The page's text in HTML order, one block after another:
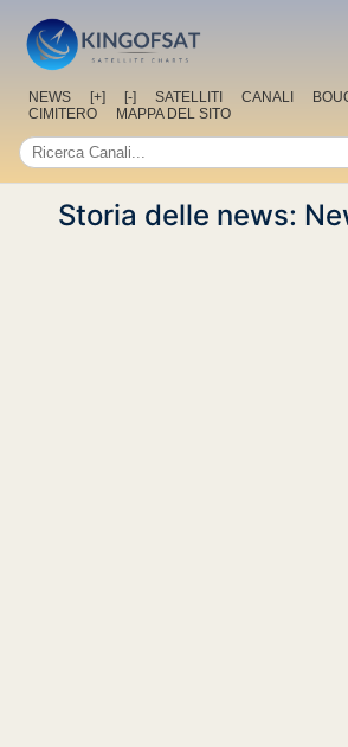
NEWS [+] [-] SATELLITI CANALI
CIMITERO
MAPPA DEL SITO
Storia delle news: